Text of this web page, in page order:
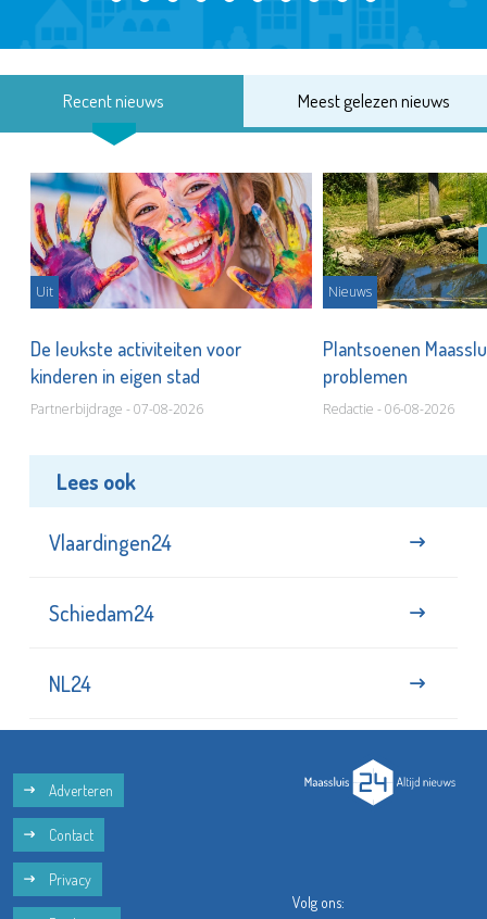
Recent nieuws Meest gelezen nieuws
Uit
De leukste activiteiten voor
kinderen in eigen stad
Partnerbijdrage - 07-08-2026
Nieuws
Plantsoenen
problemen
Redactie - 06-08-2026
Lees ook
Vlaardingen24
Schiedam24
NL24
Adverteren
Contact
Privacy
Volg ons: